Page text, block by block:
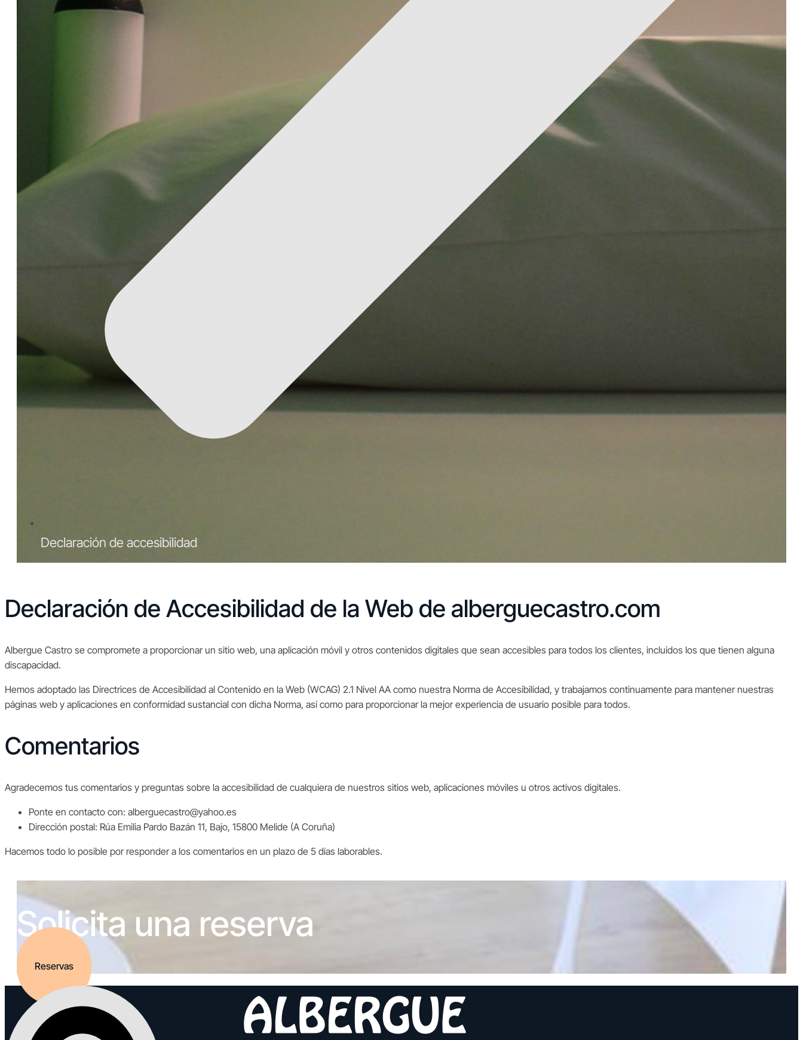
Declaración de accesibilidad
Declaración de Accesibilidad de la Web de alberguecastro.com
Albergue Castro se compromete a proporcionar un sitio web, una aplicación móvil y otros contenidos digitales que sean accesibles para todos los clientes, incluidos los que tienen alguna
discapacidad.
Hemos adoptado las Directrices de Accesibilidad al Contenido en la Web (WCAG) 2.1 Nivel AA como nuestra Norma de Accesibilidad, y trabajamos continuamente para mantener nuestras
páginas web y aplicaciones en conformidad sustancial con dicha Norma, así como para proporcionar la mejor experiencia de usuario posible para todos.
Comentarios
Agradecemos tus comentarios y preguntas sobre la accesibilidad de cualquiera de nuestros sitios web, aplicaciones móviles u otros activos digitales.
Ponte en contacto con: alberguecastro@yahoo.es
Dirección postal: Rúa Emilia Pardo Bazán 11, Bajo, 15800 Melide (A Coruña)
Hacemos todo lo posible por responder a los comentarios en un plazo de 5 días laborables.
Solicita una reserva
Reservas